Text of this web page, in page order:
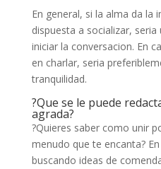
En general, si la alma da la
dispuesta a socializar,
iniciar la conversacion. En
en charlar, seri­a
tranquilidad.
?Que se le puede
agrada?
?Quieres saber como unir
menudo que te encanta?
buscando ideas de